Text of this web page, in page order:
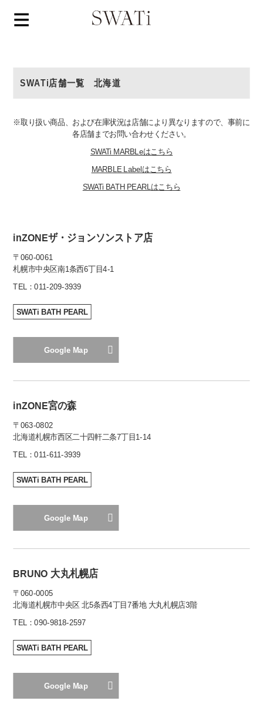
SWATi店舗一覧 北海道
※取り扱い商品、および在庫状況は店舗により異なりますので、事前に
各店舗までお問い合わせください。
SWATi MARBLeはこちら
MARBLE Labelはこちら
SWATi BATH PEARLはこちら
inZONEザ・ジョンソンストア店
〒060-0061
札幌市中央区南1条西6丁目4-1
TEL：011-209-3939
SWATi BATH PEARL
Google Map
inZONE宮の森
〒063-0802
北海道札幌市西区二十四軒二条7丁目1-14
TEL：011-611-3939
SWATi BATH PEARL
Google Map
BRUNO 大丸札幌店
〒060-0005
北海道札幌市中央区 北5条西4丁目7番地 大丸札幌店3階
TEL：090-9818-2597
SWATi BATH PEARL
Google Map